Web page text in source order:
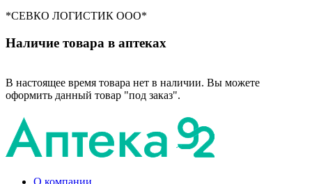
*СЕВКО ЛОГИСТИК ООО*
Наличие товара в аптеках
В настоящее время товара нет в наличии. Вы можете
оформить данный товар "под заказ".
О компании